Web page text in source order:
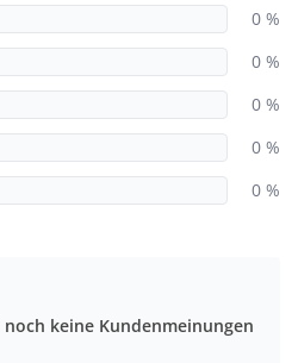
0 %
0 %
0 %
0 %
0 %
keine Kundenmeinungen